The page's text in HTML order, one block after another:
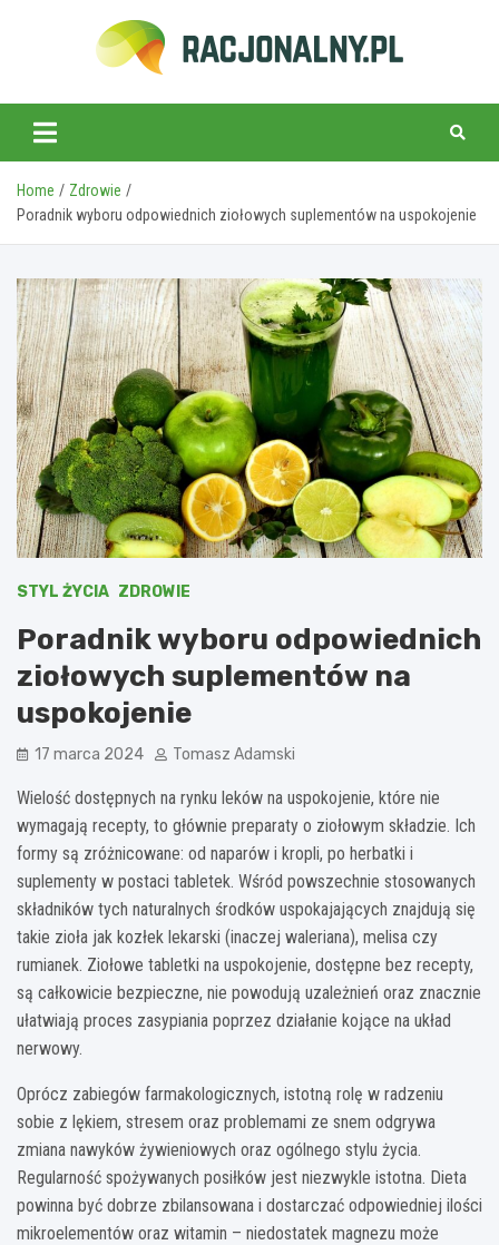
racjonalny.pl
Home
Zdrowie
Poradnik wyboru odpowiednich ziołowych suplementów na uspokojenie
STYL ŻYCIA ZDROWIE
Poradnik wyboru odpowiednich
ziołowych suplementów na
uspokojenie
17 marca 2024 Tomasz Adamski
Wielość dostępnych na rynku leków na uspokojenie, które nie
wymagają recepty, to głównie preparaty o ziołowym składzie. Ich
formy są zróżnicowane: od naparów i kropli, po herbatki i
suplementy w postaci tabletek. Wśród powszechnie stosowanych
składników tych naturalnych środków uspokajających znajdują się
takie zioła jak kozłek lekarski (inaczej waleriana), melisa czy
rumianek. Ziołowe tabletki na uspokojenie, dostępne bez recepty,
są całkowicie bezpieczne, nie powodują uzależnień oraz znacznie
ułatwiają proces zasypiania poprzez działanie kojące na układ
nerwowy.
Oprócz zabiegów farmakologicznych, istotną rolę w radzeniu
sobie z lękiem, stresem oraz problemami ze snem odgrywa
zmiana nawyków żywieniowych oraz ogólnego stylu życia.
Regularność spożywanych posiłków jest niezwykle istotna. Dieta
powinna być dobrze zbilansowana i dostarczać odpowiedniej ilości
mikroelementów oraz witamin – niedostatek magnezu może